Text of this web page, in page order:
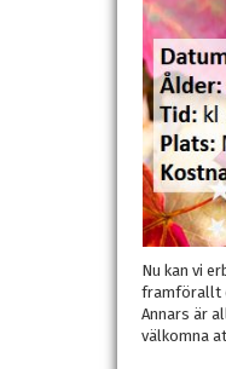
Nu kan vi
framförallt
Annars är
välkomna